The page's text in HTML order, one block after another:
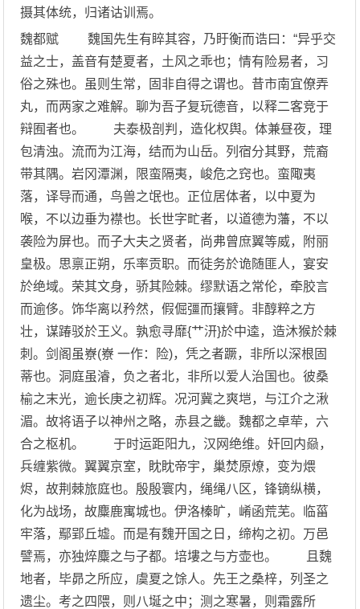
摄其体统，归诸诂训焉。
魏都赋 魏国先生有睟其容，乃盱衡而诰曰：“异乎交
益之士，盖音有楚夏者，土风之乖也；情有险易者，习
俗之殊也。虽则生常，固非自得之谓也。昔市南宜僚弄
丸，而两家之难解。聊为吾子复玩德音，以释二客竞于
辩囿者也。 夫泰极剖判，造化权舆。体兼昼夜，理
包清浊。流而为江海，结而为山岳。列宿分其野，荒裔
带其隅。岩冈潭渊，限蛮隔夷，峻危之窍也。蛮陬夷
落，译导而通，鸟兽之氓也。正位居体者，以中夏为
喉，不以边垂为襟也。长世字甿者，以道德为藩，不以
袭险为屏也。而子大夫之贤者，尚弗曾庶翼等威，附丽
皇极。思禀正朔，乐率贡职。而徒务於诡随匪人，宴安
於绝域。荣其文身，骄其险棘。缪默语之常伦，牵胶言
而逾侈。饰华离以矜然，假倔彊而攘臂。非醇粹之方
壮，谋踳驳於王义。孰愈寻靡{艹汧}於中逵，造沐猴於棘
刺。剑阁虽嶚(嶚 一作：险)，凭之者蹶，非所以深根固
蒂也。洞庭虽濬，负之者北，非所以爱人治国也。彼桑
榆之末光，逾长庚之初辉。况河冀之爽垲，与江介之湫
湄。故将语子以神州之略，赤县之畿。魏都之卓荦，六
合之枢机。 于时运距阳九，汉网绝维。奸回内赑，
兵缠紫微。翼翼京室，眈眈帝宇，巢焚原燎，变为煨
烬，故荆棘旅庭也。殷殷寰内，绳绳八区，锋镝纵横，
化为战场，故麋鹿寓城也。伊洛榛旷，崤函荒芜。临菑
牢落，鄢郢丘墟。而是有魏开国之日，缔构之初。万邑
譬焉，亦独焠麋之与子都。培塿之与方壶也。 且魏
地者，毕昴之所应，虞夏之馀人。先王之桑梓，列圣之
遗尘。考之四隈，则八埏之中；测之寒暑，则霜露所